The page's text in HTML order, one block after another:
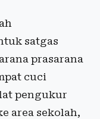
satgas
prasarana
cuci
pengukur
area sekolah,